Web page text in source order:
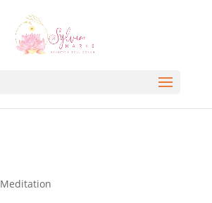
Meditation